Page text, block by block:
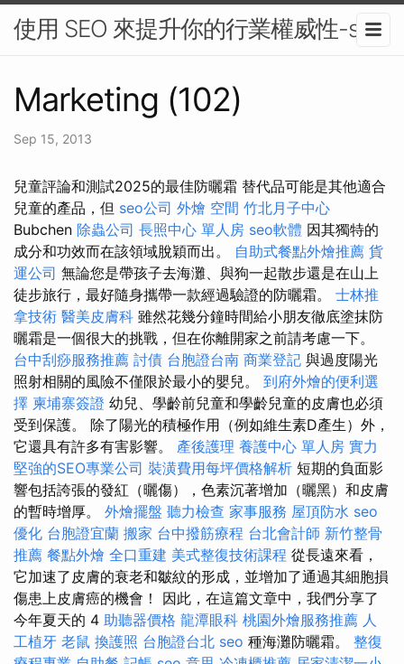
使用 SEO 來提升你的行業權威性-seo
Marketing (102)
Sep 15, 2013
兒童評論和測試2025的最佳防曬霜 替代品可能是其他適合
兒童的產品，但 seo公司 外燴 空間 竹北月子中心
Bubchen 除蟲公司 長照中心 單人房 seo軟體 因其獨特的
成分和功效而在該領域脫穎而出。 自助式餐點外燴推薦 貨
運公司 無論您是帶孩子去海灘、與狗一起散步還是在山上
徒步旅行，最好隨身攜帶一款經過驗證的防曬霜。 士林推
拿技術 醫美皮膚科 雖然花幾分鐘時間給小朋友徹底塗抹防
曬霜是一個很大的挑戰，但在你離開家之前請考慮一下。
台中刮痧服務推薦 討債 台胞證台南 商業登記 與過度陽光
照射相關的風險不僅限於最小的嬰兒。 到府外燴的便利選
擇 柬埔寨簽證 幼兒、學齡前兒童和學齡兒童的皮膚也必須
受到保護。 除了陽光的積極作用（例如維生素D產生）外，
它還具有許多有害影響。 產後護理 養護中心 單人房 實力
堅強的SEO專業公司 裝潢費用每坪價格解析 短期的負面影
響包括誇張的發紅（曬傷），色素沉著增加（曬黑）和皮膚
的暫時增厚。 外燴擺盤 聽力檢查 家事服務 屋頂防水 seo
優化 台胞證宜蘭 搬家 台中撥筋療程 台北會計師 新竹整骨
推薦 餐點外燴 全口重建 美式整復技術課程 從長遠來看，
它加速了皮膚的衰老和皺紋的形成，並增加了通過其細胞損
傷患上皮膚癌的機會！ 因此，在這篇文章中，我們分享了
今年夏天的 4 助聽器價格 龍潭眼科 桃園外燴服務推薦 人
工植牙 老鼠 換護照 台胞證台北 seo 種海灘防曬霜。 整復